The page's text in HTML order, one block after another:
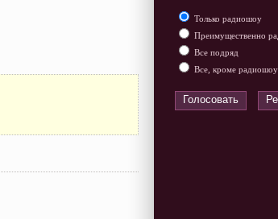
Только радиошоу
Преимущественно
Все подряд
Все, кроме радиошоу
Голосовать